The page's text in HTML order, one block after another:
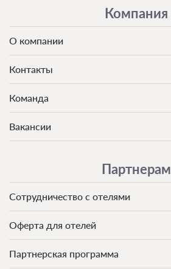
Компания
О компании
Контакты
Команда
Вакансии
Партнерам
Сотрудничество с отелями
Оферта для отелей
Партнерская программа